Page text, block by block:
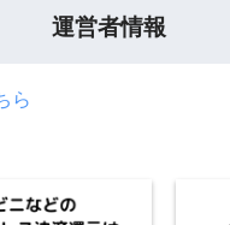
運営者情報
ら